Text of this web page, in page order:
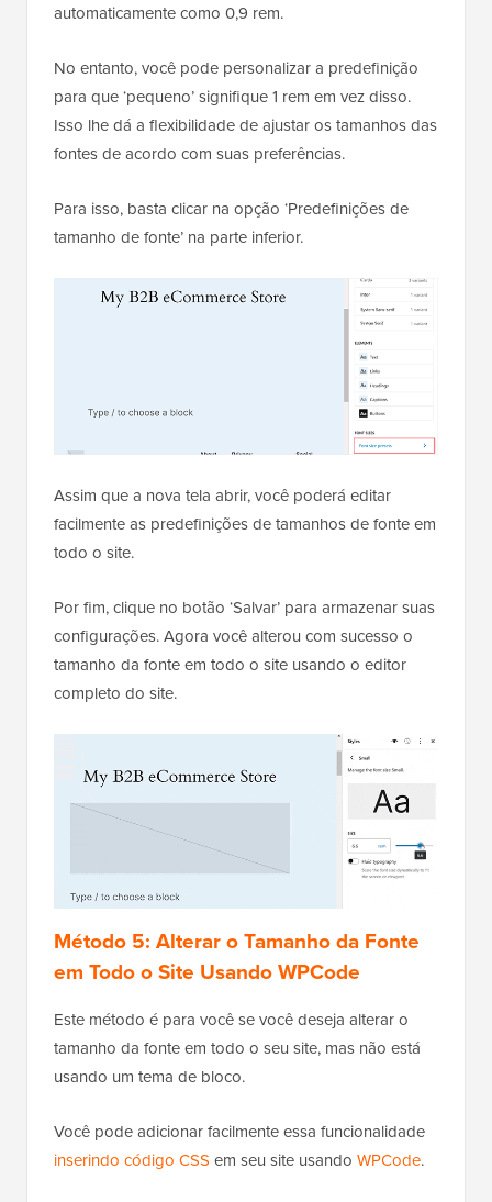
automaticamente como 0,9 rem.
No entanto, você pode personalizar a predefinição
para que ‘pequeno’ signifique 1 rem em vez disso.
Isso lhe dá a flexibilidade de ajustar os tamanhos das
fontes de acordo com suas preferências.
Para isso, basta clicar na opção ‘Predefinições de
tamanho de fonte’ na parte inferior.
Assim que a nova tela abrir, você poderá editar
facilmente as predefinições de tamanhos de fonte em
todo o site.
Por fim, clique no botão ‘Salvar’ para armazenar suas
configurações. Agora você alterou com sucesso o
tamanho da fonte em todo o site usando o editor
completo do site.
Método 5: Alterar o Tamanho da Fonte
em Todo o Site Usando WPCode
Este método é para você se você deseja alterar o
tamanho da fonte em todo o seu site, mas não está
usando um tema de bloco.
Você pode adicionar facilmente essa funcionalidade
inserindo código CSS em seu site usando WPCode.